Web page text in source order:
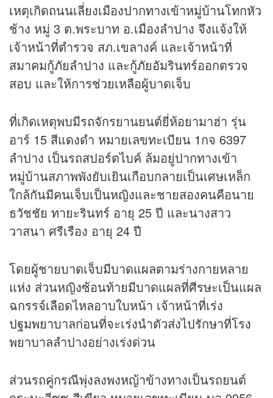
เหตุเกิดถนนเลี่ยงเมืองปากทางเข้าหมู่บ้านโทกหัว
ช้าง หมู่ 3 ต.พระบาท อ.เมืองลำปาง จึงแจ้งให้
เจ้าหน้าที่ตำรวจ สภ.เขลางค์ และเจ้าหน้าที่
สมาคมกู้ภัยลำปาง และกู้ภัยอัมรินทร์ออกตรวจ
สอบ และให้การช่วยเหลือผู้บาดเจ็บ
ที่เกิดเหตุพบมีรถจักรยานยนต์ยี่ห้อยามาฮ่า รุ่น
อาร์ 15 สีแดงดำ หมายเลขทะเบียน 1กจ 6397
ลำปาง เป็นรถสปอร์ตไบค์ ล้มอยู่ปากทางเข้า
หมู่บ้านสภาพพังยับเยินเกือบกลายเป็นเศษเหล็ก
ใกล้กันมีคนเจ็บเป็นหญิงและชายสองคนคือนาย
ธวัชชัย ทายะรินทร์ อายุ 25 ปี และนางสาว
วาสนา ศรีเรือง อายุ 24 ปี
โดยผู้ชายบาดเจ็บมีบาดแผลตามร่างกายหลาย
แห่ง ส่วนหญิงซ้อนท้ายมีบาดแผลที่ศีรษะเป็นแผล
ฉกรรจ์เลือดไหลอาบใบหน้า เจ้าหน้าที่เร่ง
ปฐมพยาบาลก่อนที่จะเร่งนำตัวส่งไปรักษาที่โรง
พยาบาลลำปางอย่างเร่งด่วน
ส่วนรถคู่กรณีพุ่งลงพงหญ้าข้างทางเป็นรถยนต์